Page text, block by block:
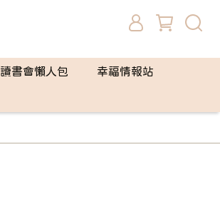
讀書會懶人包 幸福情報站